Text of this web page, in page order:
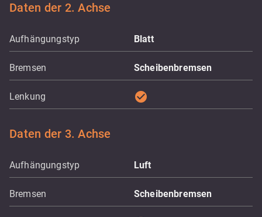
Daten der 2. Achse
Aufhängungstyp Blatt
Bremsen Scheibenbremsen
Lenkung check_circle
Daten der 3. Achse
Aufhängungstyp Luft
Bremsen Scheibenbremsen